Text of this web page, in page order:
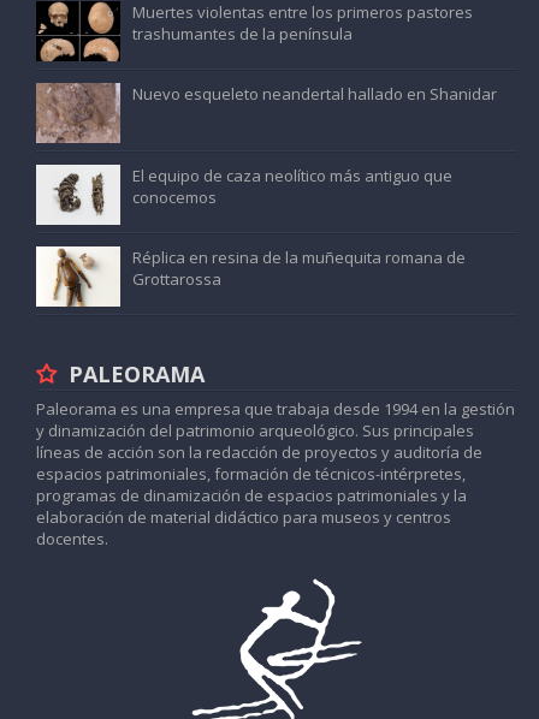
Muertes violentas entre los primeros pastores
trashumantes de la península
Nuevo esqueleto neandertal hallado en Shanidar
El equipo de caza neolítico más antiguo que
conocemos
Réplica en resina de la muñequita romana de
Grottarossa
PALEORAMA
Paleorama es una empresa que trabaja desde 1994 en la gestión
y dinamización del patrimonio arqueológico. Sus principales
líneas de acción son la redacción de proyectos y auditoría de
espacios patrimoniales, formación de técnicos-intérpretes,
programas de dinamización de espacios patrimoniales y la
elaboración de material didáctico para museos y centros
docentes.